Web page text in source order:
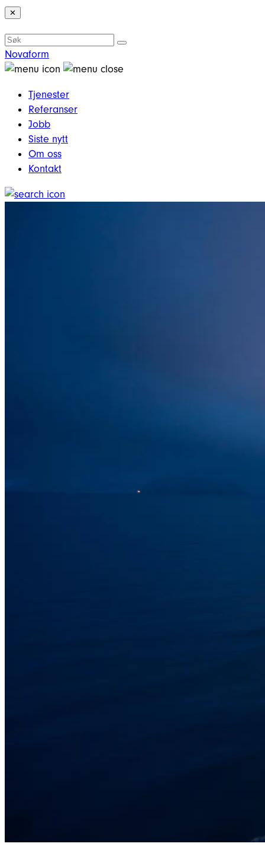
✕
Novaform
Tjenester
Referanser
Jobb
Siste nytt
Om oss
Kontakt